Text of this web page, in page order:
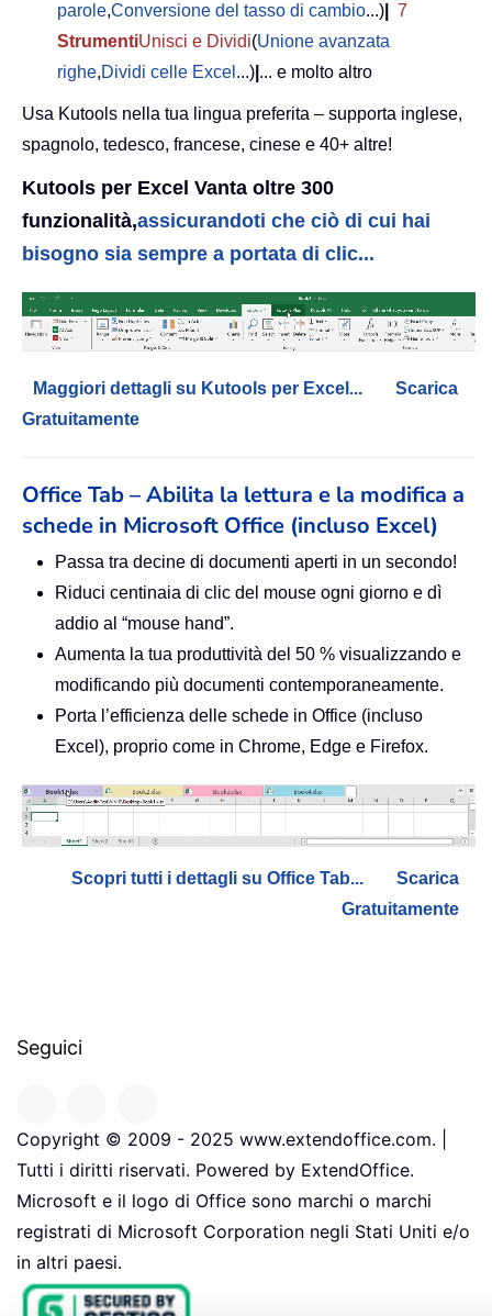
parole,Conversione del tasso di cambio...)
7
StrumentiUnisci e Dividi(Unione avanzata
righe,Dividi celle Excel ...) ... e molto altro
Usa Kutools nella tua lingua preferita – supporta inglese,
spagnolo, tedesco, francese, cinese e 40+ altre!
Kutools per Excel Vanta oltre 300
funzionalità,assicurandoti che ciò di cui hai
bisogno sia sempre a portata di clic...
Maggiori dettagli su Kutools per Excel...
Scarica
Gratuitamente
Office Tab – Abilita la lettura e la modifica a
schede in Microsoft Office (incluso Excel)
Passa tra decine di documenti aperti in un secondo!
Riduci centinaia di clic del mouse ogni giorno e dì
addio al “mouse hand”.
Aumenta la tua produttività del 50 % visualizzando e
modificando più documenti contemporaneamente.
Porta l’efficienza delle schede in Office (incluso
Excel), proprio come in Chrome, Edge e Firefox.
Scopri tutti i dettagli su Office Tab...
Scarica
Gratuitamente
Seguici
Copyright © 2009 - 2025 www.extendoffice.com. |
Tutti i diritti riservati. Powered by ExtendOffice.
Microsoft e il logo di Office sono marchi o marchi
registrati di Microsoft Corporation negli Stati Uniti e/o
in altri paesi.